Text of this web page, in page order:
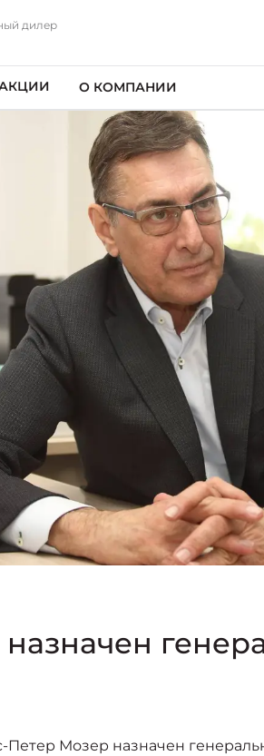
дилер
О КОМПАНИИ
Мозер назначен